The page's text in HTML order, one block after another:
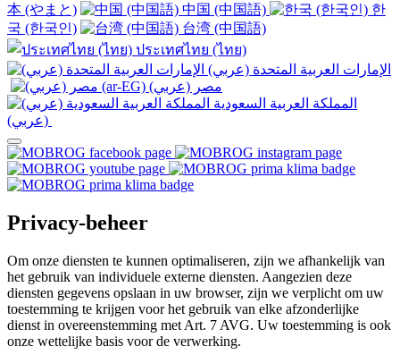
本 (やまと)
中国 (中国語)
한
국 (한국인)
台湾 (中国語)
ประเทศไทย (ไทย)
Privacy-beheer
Om onze diensten te kunnen optimaliseren, zijn we afhankelijk van
het gebruik van individuele externe diensten. Aangezien deze
diensten gegevens opslaan in uw browser, zijn we verplicht om uw
toestemming te krijgen voor het gebruik van elke afzonderlijke
dienst in overeenstemming met Art. 7 AVG. Uw toestemming is ook
onze wettelijke basis voor de verwerking.